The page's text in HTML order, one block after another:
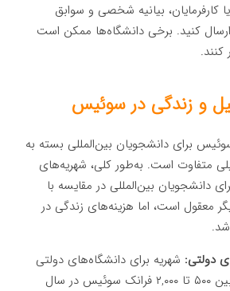
کارفرمایان، بیانیه شخصی و سوابق
کنید. برخی دانشگاه‌ها ممکن است
کنند.
و زندگی در سوئیس
برای دانشجویان بین‌المللی بسته به
متفاوت است. به‌طور کلی، شهریه‌های
دانشجویان بین‌المللی در مقایسه با
معقول است، اما هزینه‌های زندگی در
دولتی: شهریه برای دانشگاه‌های دولتی
سوئیس معمولاً بین ۵۰۰ تا ۲,۰۰۰ فرانک سوئیس در سال